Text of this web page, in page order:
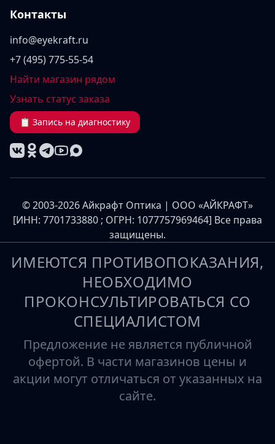
Контакты
info@eyekraft.ru
+7 (495) 775-55-54
Найти магазин рядом
Узнать статус заказа
📋 Запись на диагностику
© 2003-2026 Айкрафт Оптика | ООО «АЙКРАФТ»
[ИНН: 7701733880 ; ОГРН: 1077757969464] Все права
защищены.
ИМЕЮТСЯ ПРОТИВОПОКАЗАНИЯ,
НЕОБХОДИМО
ПРОКОНСУЛЬТИРОВАТЬСЯ СО
СПЕЦИАЛИСТОМ
Предложение не является публичной
офертой. В части магазинов цены и
акции могут отличаться от указанных на
сайте.